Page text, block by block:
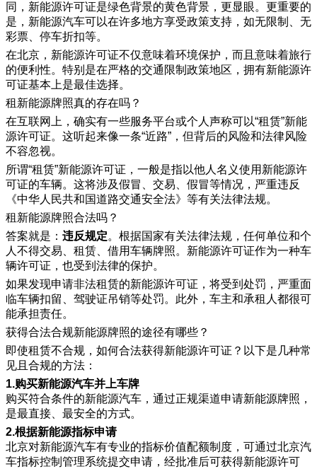
同，新能源许可证是绿色背景的黄色背景，更显眼。更重要的
是，新能源汽车可以在许多地方享受政策支持，如无限制、无
彩票、停车折扣等。
在北京，新能源许可证不仅意味着环境保护，而且意味着旅行
的便利性。特别是在严格的交通限制政策地区，拥有新能源许
可证基本上是最佳选择。
租新能源牌照真的存在吗？
在互联网上，确实有一些服务平台或个人声称可以“租赁”新能
源许可证。这听起来像一条“近路”，但背后的风险和法律风险
不容忽视。
所谓“租赁”新能源许可证，一般是指以他人名义使用新能源许
可证的车辆。这将涉及假冒、交易、假冒等情况，严重违反
《中华人民共和国道路交通安全法》等有关法律法规。
租新能源牌照合法吗？
答案就是： 违反规定。根据国家有关法律法规，任何单位和个
人不得交易、租赁、借用车辆牌照。新能源许可证作为一种车
辆许可证，也受到法律的保护。
如果发现申请非法租赁的新能源许可证，将受到处罚，严重面
临车辆扣留、驾驶证吊销等处罚。此外，车主和承租人都很可
能承担责任。
获得合法合规新能源牌照的途径有哪些？
即使租赁不合规，如何合法获得新能源许可证？以下是几种常
见且合规的方法：
1.购买新能源汽车并上车牌
购买符合条件的新能源汽车，通过正规渠道申请新能源牌照，
是最直接、最安全的方式。
2.根据新能源指标申请
北京对新能源汽车有专业的指标价值配额制度，可通过北京汽
车指标控制管理系统提交申请，经批准后可获得新能源许可